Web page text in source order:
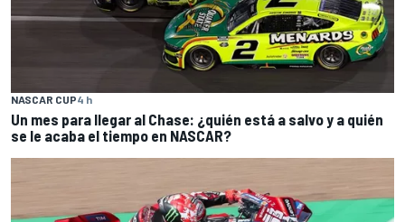
NASCAR CUP4 h
Un mes para llegar al Chase: ¿quién está a salvo y a quién
se le acaba el tiempo en NASCAR?